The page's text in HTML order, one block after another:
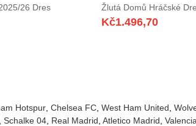
26 Dres
Žlutá Domů Hráčské
Kč1.496,70
Hotspur Chelsea FC West Ham United
Schalke 04 Real Madrid Atletico Madrid Valencia